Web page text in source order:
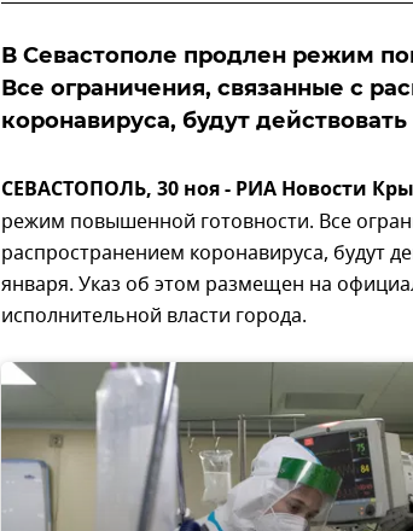
В Севастополе продлен режим
Все ограничения, связанные с
коронавируса, будут
СЕВАСТОПОЛЬ, 30 ноя - РИА Новости
режим повышенной готовности. Все
распространением коронавируса, будут
января. Указ об этом размещен на
исполнительной власти города.